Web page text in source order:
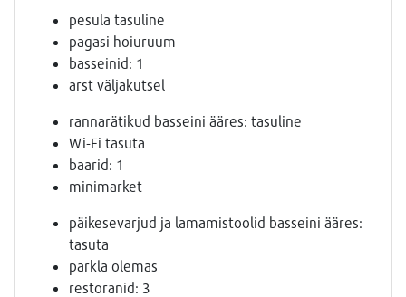
pesula tasuline
pagasi hoiuruum
basseinid: 1
arst väljakutsel
rannarätikud basseini ääres: tasuline
Wi-Fi tasuta
baarid: 1
minimarket
päikesevarjud ja lamamistoolid basseini ääres:
tasuta
parkla olemas
restoranid: 3